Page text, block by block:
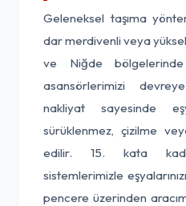
Geleneksel taşıma
dar merdivenli veya
ve Niğde
asansörlerimizi
nakliyat sayesinde
sürüklenmez, çizilme
edilir. 15. kata
sistemlerimizle
pencere üzerinden